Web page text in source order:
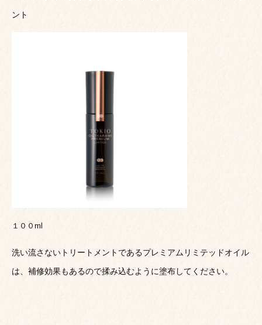
ント
１００ml
洗い流さないトリートメントであるプレミアムリミテッドオイル
は、補修効果もあるので揉み込むように塗布してください。